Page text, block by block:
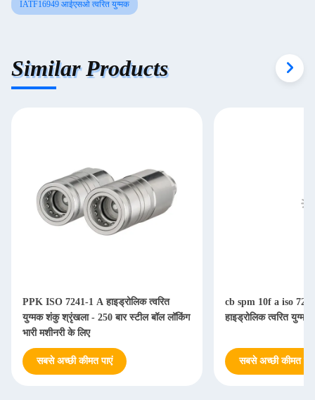
IATF16949 आईएसओ त्वरित युग्मक
Similar Products
PPK ISO 7241-1 A हाइड्रोलिक त्वरित
युग्मक शंकु श्रृंखला - 250 बार स्टील बॉल लॉकिंग
भारी मशीनरी के लिए
सबसे अच्छी कीमत पाएं
cb spm 10f a iso
हाइड्रोलिक त्वरित युग्मन
सबसे अच्छी कीमत पाएं